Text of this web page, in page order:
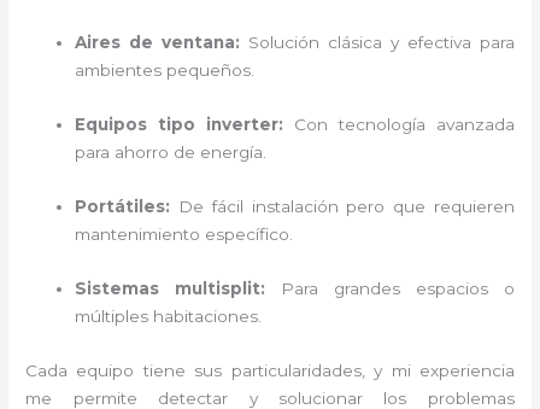
Aires de ventana: Solución clásica y efectiva para
ambientes pequeños.
Equipos tipo inverter: Con tecnología avanzada
para ahorro de energía.
Portátiles: De fácil instalación pero que requieren
mantenimiento específico.
Sistemas multisplit: Para grandes espacios o
múltiples habitaciones.
Cada equipo tiene sus particularidades, y mi experiencia
me permite detectar y solucionar los problemas